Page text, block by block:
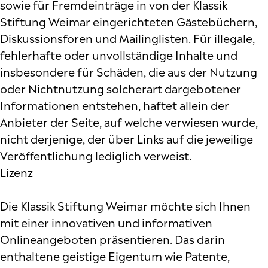
sowie für Fremdeinträge in von der Klassik
Stiftung Weimar eingerichteten Gästebüchern,
Diskussionsforen und Mailinglisten. Für illegale,
fehlerhafte oder unvollständige Inhalte und
insbesondere für Schäden, die aus der Nutzung
oder Nichtnutzung solcherart dargebotener
Informationen entstehen, haftet allein der
Anbieter der Seite, auf welche verwiesen wurde,
nicht derjenige, der über Links auf die jeweilige
Veröffentlichung lediglich verweist.
Lizenz
Die Klassik Stiftung Weimar möchte sich Ihnen
mit einer innovativen und informativen
Onlineangeboten präsentieren. Das darin
enthaltene geistige Eigentum wie Patente,